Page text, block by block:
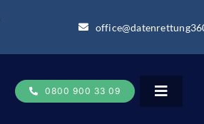
0800 900 33 09
Toggle